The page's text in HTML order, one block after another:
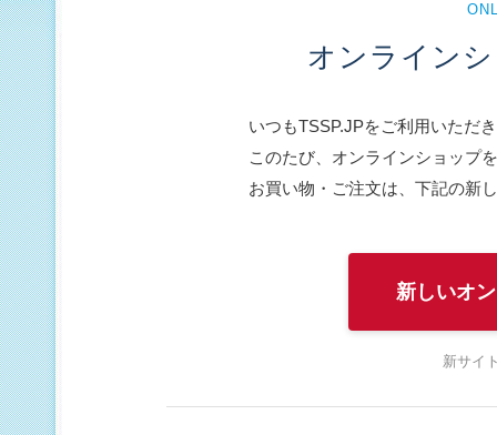
オンライン
いつもTSSP.JPをご利用いただ
このたび、オンラインショップ
お買い物・ご注文は、下記の新
新しいオ
新サイ